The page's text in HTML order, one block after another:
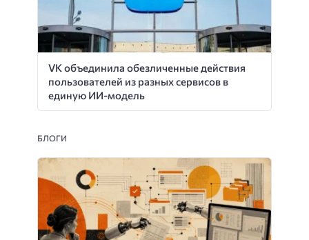
VK объединила обезличенные действия
пользователей из разных сервисов в
единую ИИ-модель
БЛОГИ